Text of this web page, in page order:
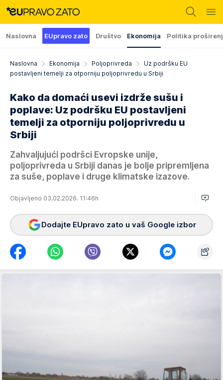
Naslovna EUpravo zato Društvo Ekonomija Politika
Naslovna Ekonomija Poljoprivreda
Uz podršku EU
postavljeni temelji za otporniju poljoprivredu u Srbiji
Kako da domaći usevi izdrže sušu i
poplave: Uz podršku EU postavljeni
temelji za otporniju poljoprivredu u
Srbiji
Zahvaljujući podršci Evropske unije,
poljoprivreda u Srbiji danas je bolje pripremljena
za suše, poplave i druge klimatske izazove.
Objavljeno 03.02.2026. 11:46h
Dodajte EUpravo zato u vaš Google izbor